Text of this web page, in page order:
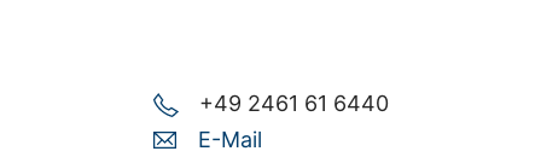
+49 2461 61 6440
E-Mail